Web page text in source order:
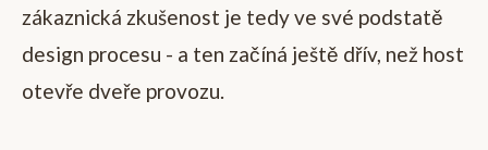
zákaznická zkušenost je tedy ve své podstatě
design procesu - a ten začíná ještě dřív, než host
otevře dveře provozu.